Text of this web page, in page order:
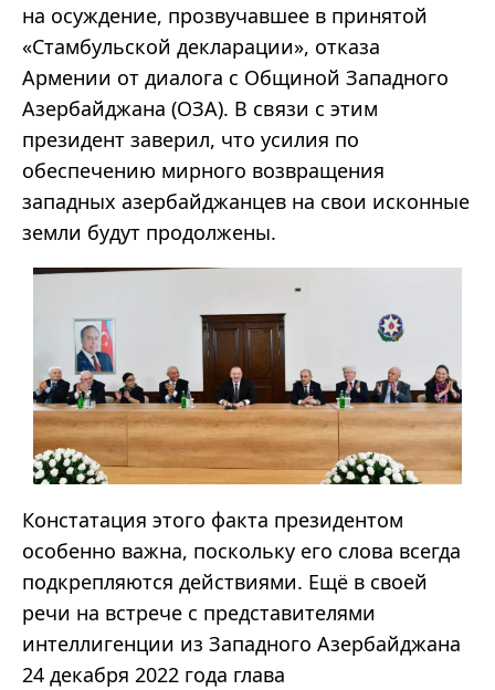
на осуждение, прозвучавшее в принятой
«Стамбульской декларации», отказа
Армении от диалога с Общиной Западного
Азербайджана (ОЗА). В связи с этим
президент заверил, что усилия по
обеспечению мирного возвращения
западных азербайджанцев на свои исконные
земли будут продолжены.
Констатация этого факта президентом
особенно важна, поскольку его слова всегда
подкрепляются действиями. Ещё в своей
речи на встрече с представителями
интеллигенции из Западного Азербайджана
24 декабря 2022 года глава